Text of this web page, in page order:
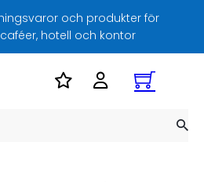
och produkter för
hotell och kontor